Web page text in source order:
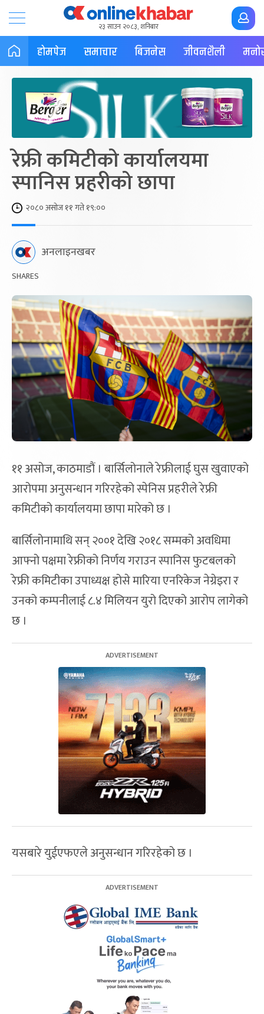
२३ साउन २०८३, शनिबार
होमपेज समाचार बिजनेस जीवनशैली
रेफ्री कमिटीको कार्यालयमा
स्पानिस प्रहरीको छापा
२०८० असोज ११ गते १९:००
अनलाइनखबर
SHARES
११ असोज, काठमाडौं । बार्सिलोनाले रेफ्रीलाई घुस खुवाएको
आरोपमा अनुसन्धान गरिरहेको स्पेनिस प्रहरीले रेफ्री
कमिटीको कार्यालयमा छापा मारेको छ ।
बार्सिलोनामाथि सन् २००१ देखि २०१८ सम्मको अवधिमा
आफ्नो पक्षमा रेफ्रीको निर्णय गराउन स्पानिस फुटबलको
रेफ्री कमिटीका उपाध्यक्ष होसे मारिया एनरिकेज नेग्रेइरा र
उनको कम्पनीलाई ८.४ मिलियन युरो दिएको आरोप लागेको
छ ।
यसबारे युईएफएले अनुसन्धान गरिरहेको छ ।